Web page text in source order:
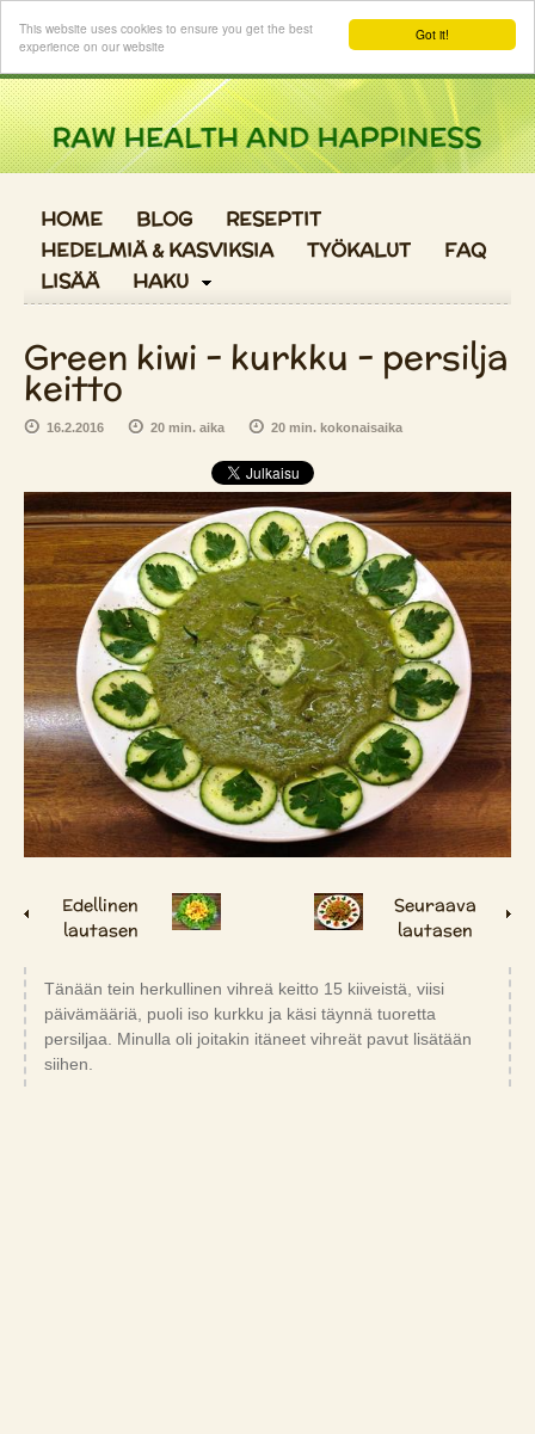
Got it!
This website uses cookies to ensure you get the best
experience on our website
Kirjaudu sisään
HOME BLOG
RESEPTIT
HEDELMIÄ & KASVIKSIA
TYÖKALUT
FAQ
LISÄÄ
HAKU
Green kiwi - kurkku - persilja
keitto
16.2.2016 20 min. aika 20 min. kokonaisaika
Edellinen
lautasen
Seuraava
lautasen
Tänään tein herkullinen vihreä keitto 15 kiiveistä, viisi
päivämääriä, puoli iso kurkku ja käsi täynnä tuoretta
persiljaa. Minulla oli joitakin itäneet vihreät pavut lisätään
siihen.